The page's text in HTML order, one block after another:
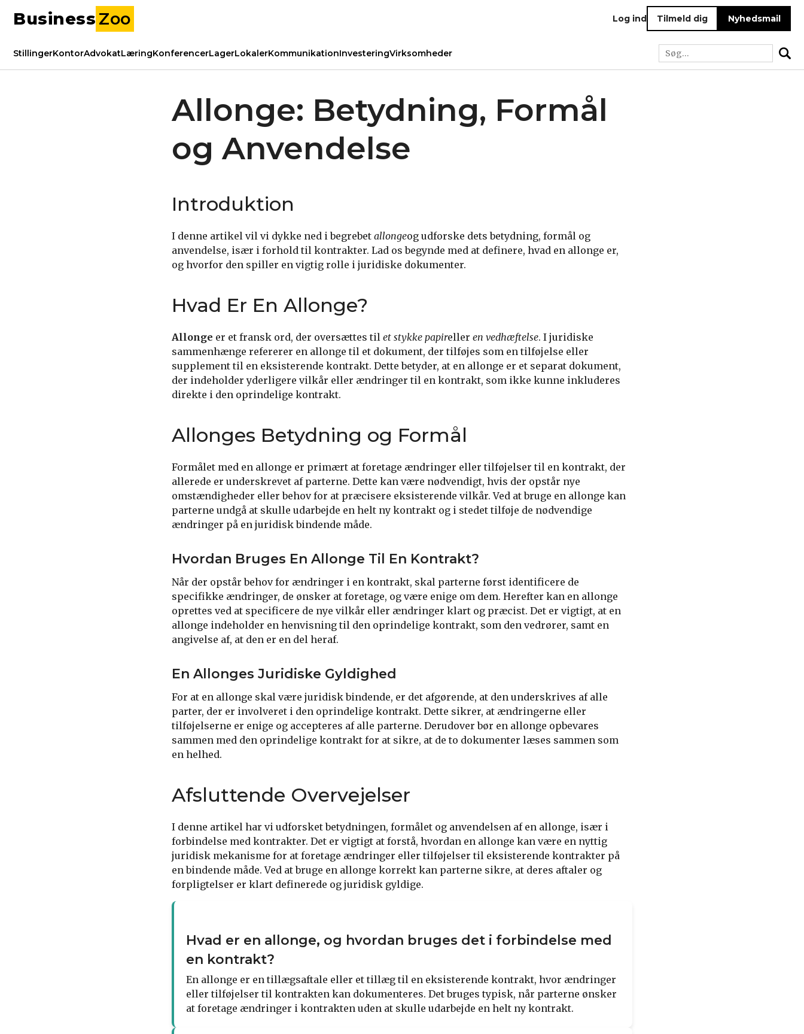
Business Zoo Log ind Tilmeld dig Nyhedsmail
StillingerKontorAdvokatLæringKonferencerLagerLokalerKommunikationInvesteringVirksomheder
Allonge: Betydning, Formål
og Anvendelse
Introduktion
I denne artikel vil vi dykke ned i begrebet allongeog udforske dets betydning, formål og
anvendelse, især i forhold til kontrakter. Lad os begynde med at definere, hvad en allonge er,
og hvorfor den spiller en vigtig rolle i juridiske dokumenter.
Hvad Er En Allonge?
Allonge er et fransk ord, der oversættes til et stykke papireller en vedhæftelse. I juridiske
sammenhænge refererer en allonge til et dokument, der tilføjes som en tilføjelse eller
supplement til en eksisterende kontrakt. Dette betyder, at en allonge er et separat dokument,
der indeholder yderligere vilkår eller ændringer til en kontrakt, som ikke kunne inkluderes
direkte i den oprindelige kontrakt.
Allonges Betydning og Formål
Formålet med en allonge er primært at foretage ændringer eller tilføjelser til en kontrakt, der
allerede er underskrevet af parterne. Dette kan være nødvendigt, hvis der opstår nye
omstændigheder eller behov for at præcisere eksisterende vilkår. Ved at bruge en allonge kan
parterne undgå at skulle udarbejde en helt ny kontrakt og i stedet tilføje de nødvendige
ændringer på en juridisk bindende måde.
Hvordan Bruges En Allonge Til En Kontrakt?
Når der opstår behov for ændringer i en kontrakt, skal parterne først identificere de
specifikke ændringer, de ønsker at foretage, og være enige om dem. Herefter kan en allonge
oprettes ved at specificere de nye vilkår eller ændringer klart og præcist. Det er vigtigt, at en
allonge indeholder en henvisning til den oprindelige kontrakt, som den vedrører, samt en
angivelse af, at den er en del heraf.
En Allonges Juridiske Gyldighed
For at en allonge skal være juridisk bindende, er det afgørende, at den underskrives af alle
parter, der er involveret i den oprindelige kontrakt. Dette sikrer, at ændringerne eller
tilføjelserne er enige og accepteres af alle parterne. Derudover bør en allonge opbevares
sammen med den oprindelige kontrakt for at sikre, at de to dokumenter læses sammen som
en helhed.
Afsluttende Overvejelser
I denne artikel har vi udforsket betydningen, formålet og anvendelsen af en allonge, især i
forbindelse med kontrakter. Det er vigtigt at forstå, hvordan en allonge kan være en nyttig
juridisk mekanisme for at foretage ændringer eller tilføjelser til eksisterende kontrakter på
en bindende måde. Ved at bruge en allonge korrekt kan parterne sikre, at deres aftaler og
forpligtelser er klart definerede og juridisk gyldige.
Hvad er en allonge, og hvordan bruges det i forbindelse med
en kontrakt?
En allonge er en tillægsaftale eller et tillæg til en eksisterende kontrakt, hvor ændringer
eller tilføjelser til kontrakten kan dokumenteres. Det bruges typisk, når parterne ønsker
at foretage ændringer i kontrakten uden at skulle udarbejde en helt ny kontrakt.